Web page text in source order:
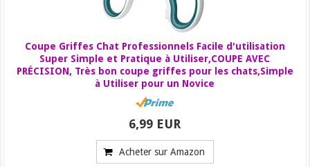
Coupe Griffes Chat Professionnels Facile d'utilisation
Super Simple et Pratique à Utiliser,COUPE AVEC
PRÉCISION, Très bon coupe griffes pour les chats,Simple
à Utiliser pour un Novice
6,99 EUR
Acheter sur Amazon